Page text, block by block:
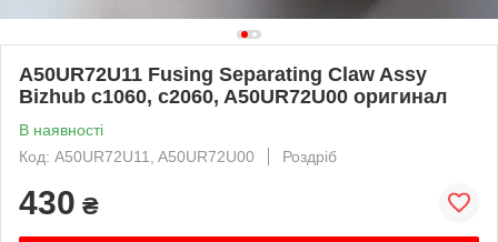
A50UR72U11 Fusing Separating Claw Assy
Bizhub c1060, c2060, A50UR72U00 оригинал
В наявності
Код: A50UR72U11, A50UR72U00
Роздріб
430 ₴